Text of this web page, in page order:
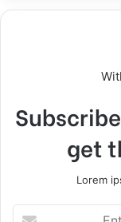
get
Lorem